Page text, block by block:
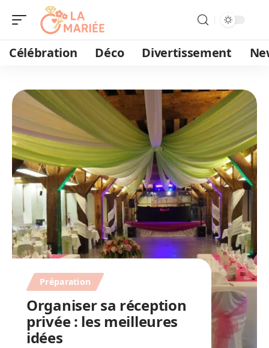
Célébration Déco Divertissement
Préparation
Organiser sa réception
privée : les meilleures
idées